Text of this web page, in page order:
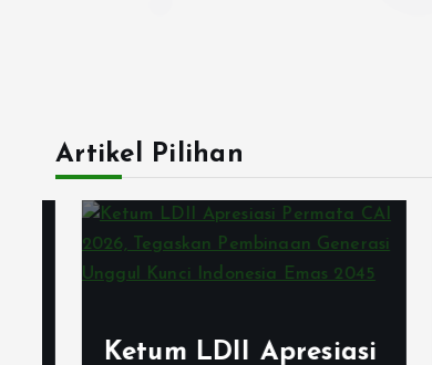
Artikel Pilihan
Ketum LDII Apresiasi